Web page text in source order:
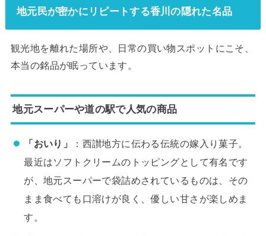
地元民が密かにリピートする香川の隠れた名品
観光地を離れた場所や、日常の買い物スポットにこそ、
本当の銘品が眠っています。
地元スーパーや道の駅で人気の商品
「おいり」
：西讃地方に伝わる伝統の嫁入り菓子。
最近はソフトクリームのトッピングとして有名です
が、地元スーパーで袋詰めされているものは、その
まま食べても口溶けが良く、優しい甘さが楽しめま
す。